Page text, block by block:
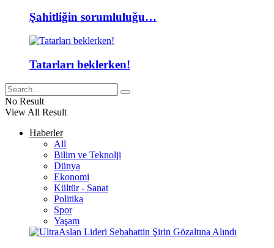
Şahitliğin sorumluluğu…
Tatarları beklerken!
No Result
View All Result
Haberler
All
Bilim ve Teknolji
Dünya
Ekonomi
Kültür - Sanat
Politika
Spor
Yaşam